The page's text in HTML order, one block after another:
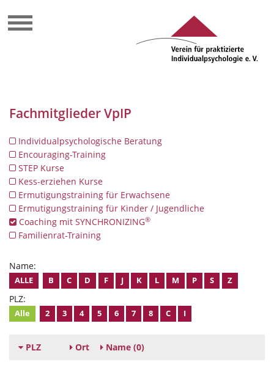
Fachmitglieder VpIP
Individualpsychologische Beratung
Encouraging-Training
STEP Kurse
Kess-erziehen Kurse
Ermutigungstraining für Erwachsene
Ermutigungstraining für Kinder / Jugendliche
Coaching mit SYNCHRONIZING®
Familienrat-Training
Name:
ALLE B C D F J K L M P S Z
PLZ:
Alle 2 3 4 5 6 7 8 C I
PLZ Ort Name (0)